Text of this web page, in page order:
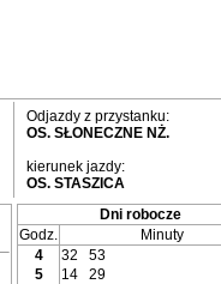
Odjazdy z przystanku:
OS. SŁONECZNE NŻ.
kierunek jazdy:
OS. STASZICA
Dni robocze
Godz.
Minuty
4
32
53
5
14 29